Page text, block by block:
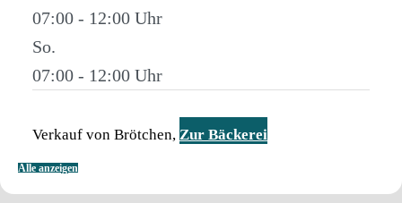
07:00 - 12:00
So.
07:00 - 12:00
Verkauf von Brötchen, Zur Bäckerei
Alle anzeigen